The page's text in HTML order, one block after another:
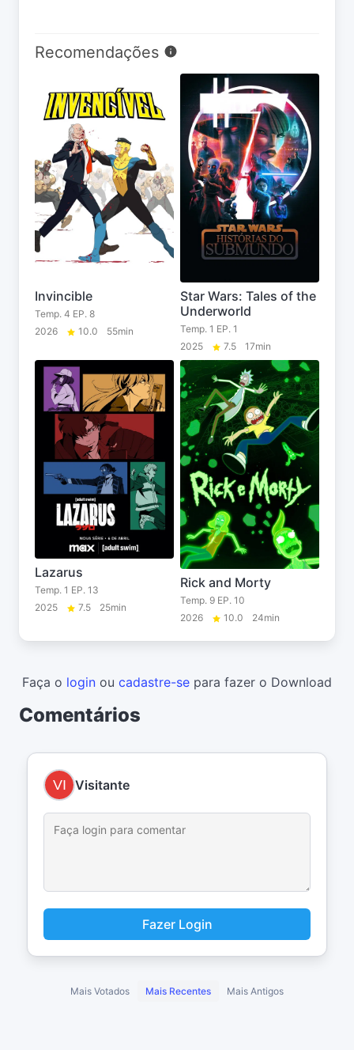
Recomendações
Invincible
Temp. 4 EP. 8
2026
10.0 55min
Star Wars: Tales of the
Underworld
Temp. 1 EP. 1
2025
7.5 17min
Lazarus
Temp. 1 EP. 13
2025
7.5 25min
Rick and Morty
Temp. 9 EP. 10
2026
10.0 24min
Faça o login ou cadastre-se para fazer o Download
Comentários
Visitante
Fazer Login
Mais Votados Mais Recentes Mais Antigos